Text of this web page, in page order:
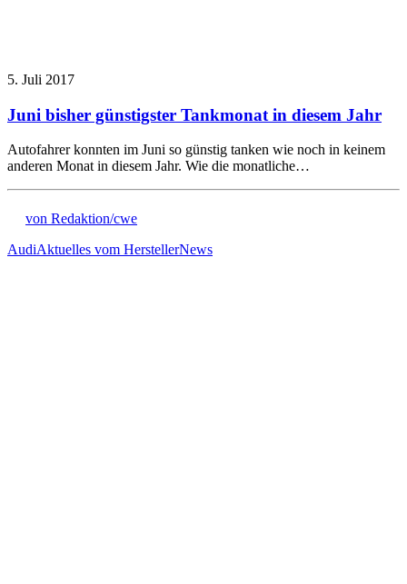
5. Juli 2017
Juni bisher günstigster Tankmonat in diesem Jahr
Autofahrer konnten im Juni so günstig tanken wie noch in keinem
anderen Monat in diesem Jahr. Wie die monatliche…
von Redaktion/cwe
AudiAktuelles vom HerstellerNews